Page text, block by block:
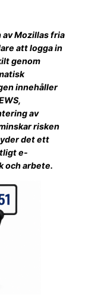
av Mozillas fria
att logga in
genom
innehåller
av
risken
det ett
e-
och arbete.